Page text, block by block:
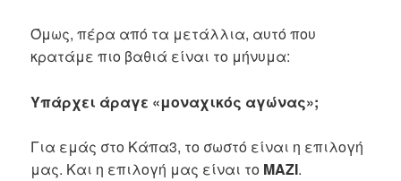
Όμως, πέρα από τα μετάλλια, αυτό που
κρατάμε πιο βαθιά είναι το μήνυμα:
Υπάρχει άραγε «μοναχικός αγώνας»;
Για εμάς στο Κάπα3, το σωστό είναι η επιλογή
μας. Και η επιλογή μας είναι το ΜΑΖΙ.